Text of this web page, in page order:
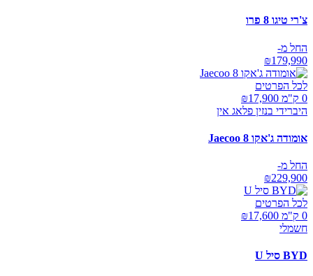
צ'רי טיגו 8 פרו
החל מ-
₪179,990
לכל הפרטים
0 ק"מ ₪
17,900
היברידי בנזין פלאג אין
אומודה ג'אקו Jaecoo 8
החל מ-
₪229,900
לכל הפרטים
0 ק"מ ₪
17,600
חשמלי
BYD סיל U